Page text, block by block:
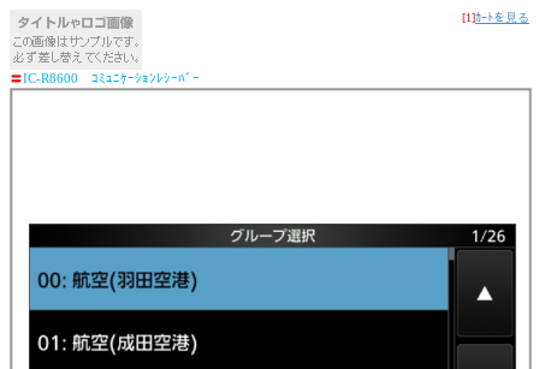
[1]ｶｰﾄを見る
〓IC-R8600 ｺﾐｭﾆｹｰｼｮﾝﾚｼｰﾊﾞｰ